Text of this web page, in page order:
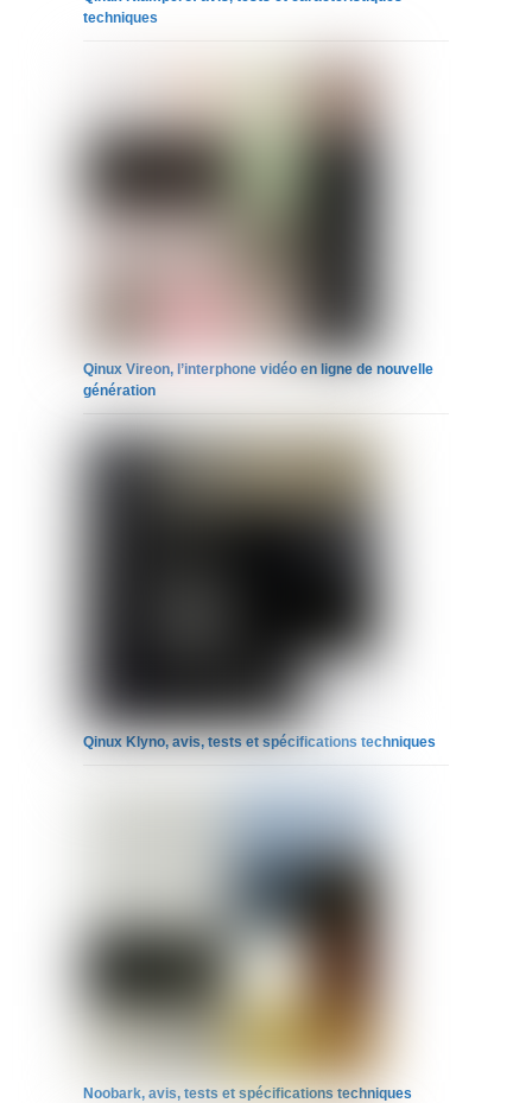
techniques
Qinux Vireon, l’interphone vidéo en ligne de nouvelle
génération
Qinux Klyno, avis, tests et spécifications techniques
Noobark, avis, tests et spécifications techniques